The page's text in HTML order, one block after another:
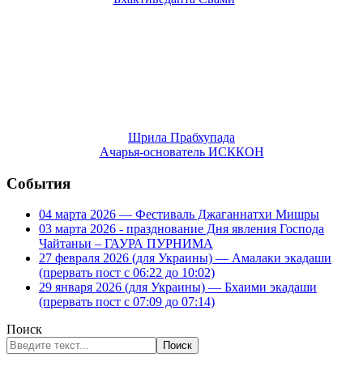
Шрила Прабхупада
Ачарья-основатель ИСККОН
События
04 марта 2026 — Фестиваль Джаганнатхи Мишры
03 марта 2026 - празднование Дня явления Господа
Чайтаньи – ГАУРА ПУРНИМА
27 февраля 2026 (для Украины) — Амалаки экадаши
(прервать пост с 06:22 до 10:02)
29 января 2026 (для Украины) — Бхаими экадаши
(прервать пост с 07:09 до 07:14)
Поиск
Поиск